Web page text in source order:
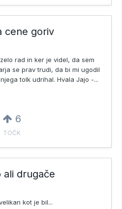
cene goriv
rad in ker je videl, da sem
se prav trudi, da bi mi ugodil
tolk udrihal. Hvala Jajo -...
6
TOČK
ali drugače
kot je bil...